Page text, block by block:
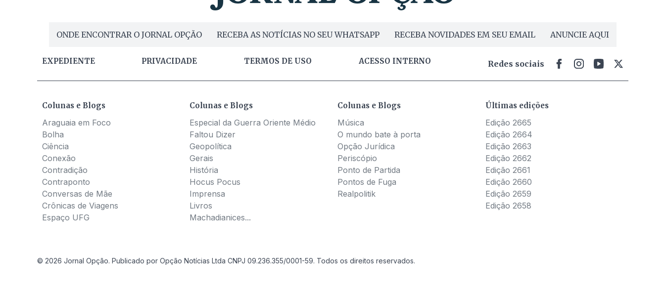
ONDE ENCONTRAR O JORNAL OPÇÃO RECEBA AS NOTÍCIAS NO SEU WHATSAPP RECEBA NOVIDADES EM SEU EMAIL ANUNCIE AQUI
EXPEDIENTE PRIVACIDADE TERMOS DE USO ACESSO INTERNO Redes sociais
Colunas e Blogs
Araguaia em Foco
Bolha
Ciência
Conexão
Contradição
Contraponto
Conversas de Mãe
Crônicas de Viagens
Espaço UFG
Colunas e Blogs
Especial da Guerra Oriente Médio
Faltou Dizer
Geopolítica
Gerais
História
Hocus Pocus
Imprensa
Livros
Machadianices...
Colunas e Blogs
Música
O mundo bate à porta
Opção Jurídica
Periscópio
Ponto de Partida
Pontos de Fuga
Realpolitik
Últimas edições
Edição 2665
Edição 2664
Edição 2663
Edição 2662
Edição 2661
Edição 2660
Edição 2659
Edição 2658
© 2026 Jornal Opção. Publicado por Opção Notícias Ltda CNPJ 09.236.355/0001-59. Todos os direitos reservados.